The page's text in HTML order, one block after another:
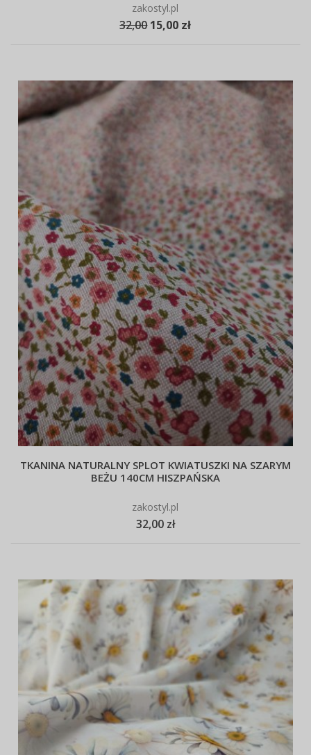
zakostyl.pl
32,00 15,00 zł
TKANINA NATURALNY SPLOT KWIATUSZKI NA SZARYM
BEŻU 140CM HISZPAŃSKA
zakostyl.pl
32,00 zł